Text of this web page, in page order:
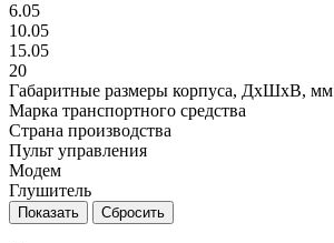
6.05
10.05
15.05
20
Габаритные размеры корпуса, ДxШxВ, мм
Марка транспортного средства
Страна производства
Пульт управления
Модем
Глушитель
Сбросить